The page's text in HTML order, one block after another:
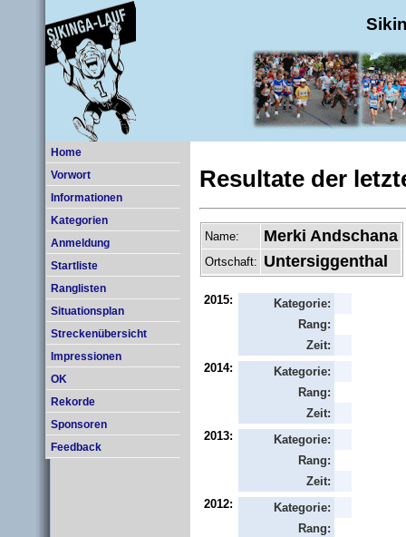
Home
Vorwort
Informationen
Kategorien
Anmeldung
Startliste
Ranglisten
Situationsplan
Streckenübersicht
Impressionen
OK
Rekorde
Sponsoren
Feedback
Resultate der
Name: Merki Andschana
Ortschaft: Untersiggenthal
2015:
Kategorie:
Rang:
Zeit:
2014:
Kategorie:
Rang:
Zeit:
2013:
Kategorie:
Rang:
Zeit:
2012:
Kategorie:
Rang: